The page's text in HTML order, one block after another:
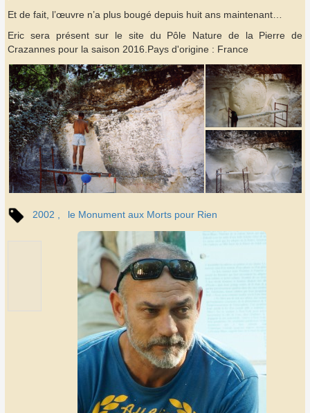
Et de fait, l’œuvre n’a plus bougé depuis huit ans maintenant…
Eric sera présent sur le site du Pôle Nature de la Pierre de
Crazannes pour la saison 2016.Pays d'origine : France
2002 le Monument aux Morts pour Rien